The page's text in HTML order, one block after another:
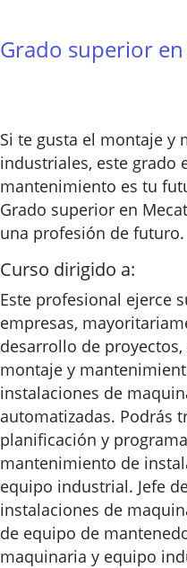
Grado superior
Si te gusta el montaje y
industriales, este grado
mantenimiento es tu
Grado superior en
una profesión de futuro.
Curso dirigido a:
Este profesional ejerce
empresas,
desarrollo de
montaje y
instalaciones de
automatizadas. Podrás
planificación y
mantenimiento de
equipo industrial. Jefe
instalaciones de
de equipo de
maquinaria y equipo